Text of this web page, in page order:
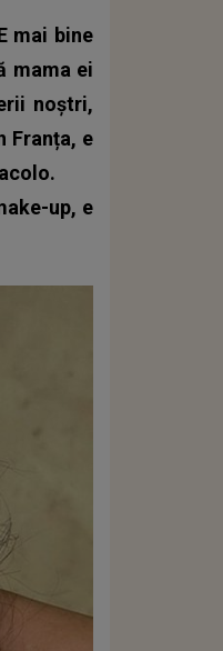
mai bine
mama ei
noștri,
Franța, e
up, e